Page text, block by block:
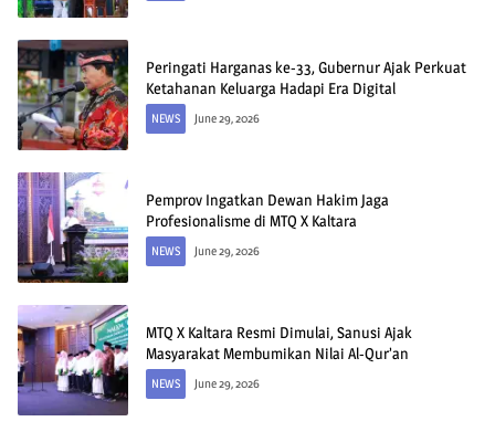
Peringati Harganas ke-33, Gubernur Ajak Perkuat
Ketahanan Keluarga Hadapi Era Digital
NEWS June 29, 2026
Pemprov Ingatkan Dewan Hakim Jaga
Profesionalisme di MTQ X Kaltara
NEWS June 29, 2026
MTQ X Kaltara Resmi Dimulai, Sanusi Ajak
Masyarakat Membumikan Nilai Al-Qur’an
NEWS June 29, 2026